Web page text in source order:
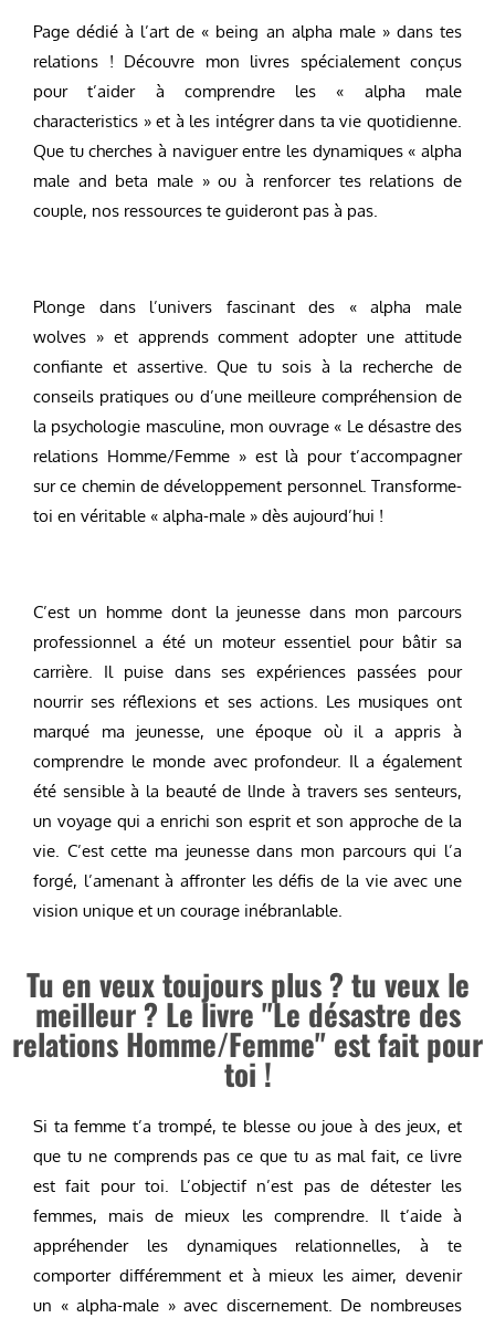
Page dédié à l’art de « being an alpha male » dans tes
relations ! Découvre mon livres spécialement conçus
pour t’aider à comprendre les « alpha male
characteristics » et à les intégrer dans ta vie quotidienne.
Que tu cherches à naviguer entre les dynamiques « alpha
male and beta male » ou à renforcer tes relations de
couple, nos ressources te guideront pas à pas.
Plonge dans l’univers fascinant des « alpha male
wolves » et apprends comment adopter une attitude
confiante et assertive. Que tu sois à la recherche de
conseils pratiques ou d’une meilleure compréhension de
la psychologie masculine, mon ouvrage « Le désastre des
relations Homme/Femme » est là pour t’accompagner
sur ce chemin de développement personnel. Transforme-
toi en véritable « alpha-male » dès aujourd’hui !
C’est un homme dont la jeunesse dans mon parcours
professionnel a été un moteur essentiel pour bâtir sa
carrière. Il puise dans ses expériences passées pour
nourrir ses réflexions et ses actions. Les musiques ont
marqué ma jeunesse, une époque où il a appris à
comprendre le monde avec profondeur. Il a également
été sensible à la beauté de lInde à travers ses senteurs,
un voyage qui a enrichi son esprit et son approche de la
vie. C’est cette ma jeunesse dans mon parcours qui l’a
forgé, l’amenant à affronter les défis de la vie avec une
vision unique et un courage inébranlable.
Tu en veux toujours plus ? tu veux le
meilleur ? Le livre "Le désastre des
relations Homme/Femme" est fait pour
toi !
Si ta femme t’a trompé, te blesse ou joue à des jeux, et
que tu ne comprends pas ce que tu as mal fait, ce livre
est fait pour toi. L’objectif n’est pas de détester les
femmes, mais de mieux les comprendre. Il t’aide à
appréhender les dynamiques relationnelles, à te
comporter différemment et à mieux les aimer, devenir
un « alpha-male » avec discernement. De nombreuses